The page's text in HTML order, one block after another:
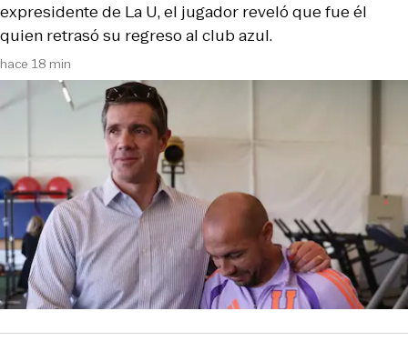
hace 18 min
expresidente de La U, el jugador reveló que fue él
quien retrasó su regreso al club azul.